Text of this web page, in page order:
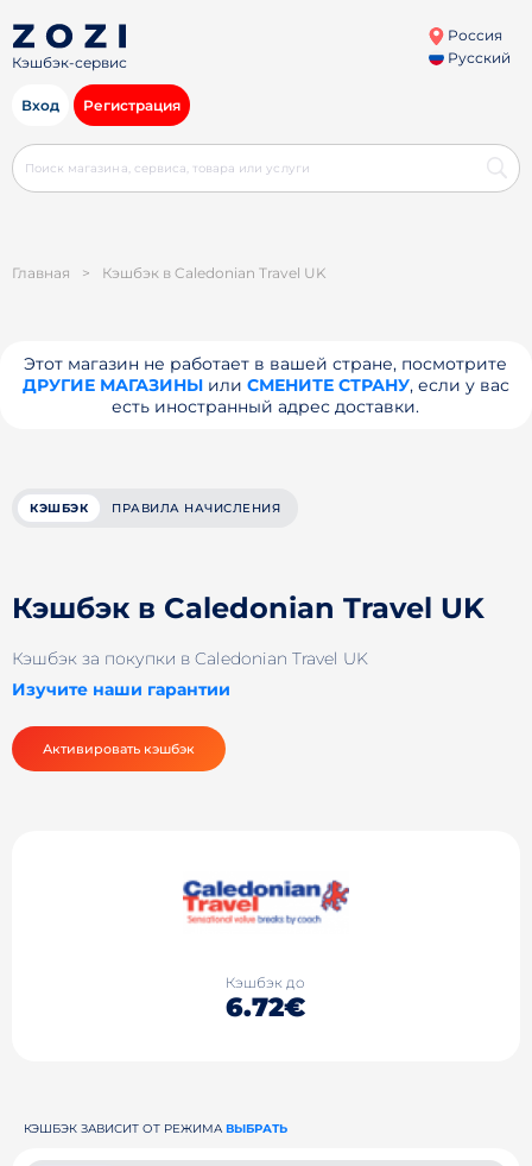
Кэшбэк-сервис
Россия
Русский
Вход Регистрация
Главная > Кэшбэк в Caledonian Travel UK
Этот магазин не работает в вашей стране, посмотрите
ДРУГИЕ МАГАЗИНЫили СМЕНИТЕ СТРАНУ, если у вас
есть иностранный адрес доставки.
КЭШБЭК ПРАВИЛА НАЧИСЛЕНИЯ
Кэшбэк в Caledonian Travel UK
Кэшбэк за покупки в Caledonian Travel UK
Изучите наши гарантии
Активировать кэшбэк
Кэшбэк до
6.72€
КЭШБЭК ЗАВИСИТ ОТ РЕЖИМА ВЫБРАТЬ